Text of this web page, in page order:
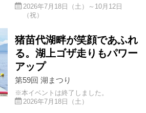
京都 神奈川県
栄村 石川町
島市郊外 他県
2026年7月18日（土）～10月12日
（祝）
猪苗代湖畔が笑顔であふれ
る。湖上ゴザ走りもパワー
アップ
第59回 湖まつり
※本イベントは終了しました。
2026年7月18日（土）